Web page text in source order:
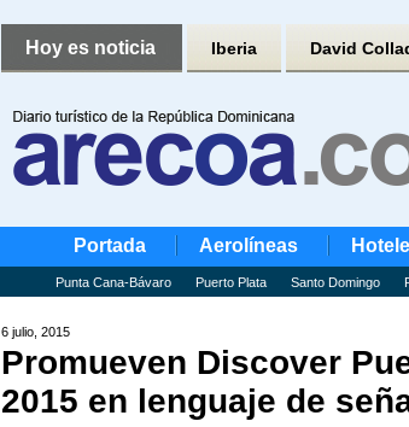
Hoy es noticia Iberia David
Portada Aerolíneas
Punta Cana-Bávaro Puerto Plata Santo Domingo
6 julio, 2015
Promueven Discover
2015 en lenguaje de